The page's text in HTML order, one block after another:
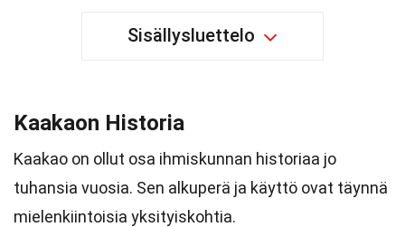
Sisällysluettelo
Kaakaon Historia
Kaakao on ollut osa ihmiskunnan historiaa jo
tuhansia vuosia. Sen alkuperä ja käyttö ovat täynnä
mielenkiintoisia yksityiskohtia.